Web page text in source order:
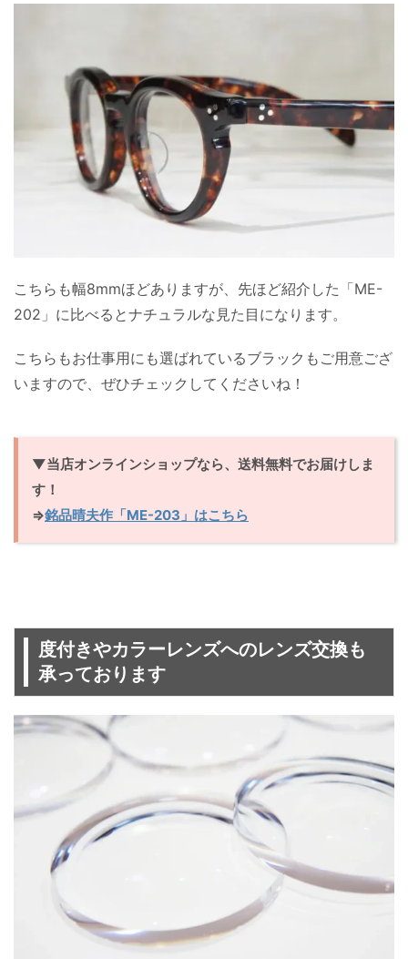
こちらも幅8mmほどありますが、先ほど紹介した「ME-
202」に比べるとナチュラルな見た目になります。
こちらもお仕事用にも選ばれているブラックもご用意ござ
いますので、ぜひチェックしてくださいね！
▼当店オンラインショップなら、送料無料でお届けしま
す！
⇒銘品晴夫作「ME-203」はこちら
度付きやカラーレンズへのレンズ交換も
承っております